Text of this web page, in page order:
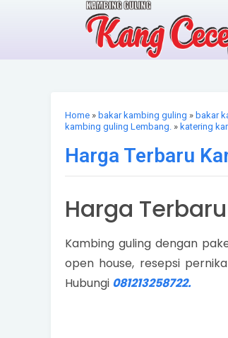
Home » bakar kambing guling » bakar
kambing guling Lembang. » katering
Harga Terbaru
Harga
Kambing guling dengan
open house, resepsi
Hubungi 081213258722.